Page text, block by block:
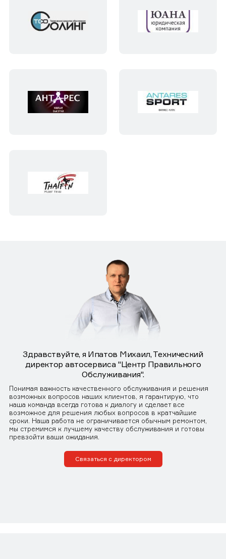
Здравствуйте, я Ипатов Михаил, Технический
директор автосервиса "Центр Правильного
Обслуживания".
Понимая важность качественного обслуживания и решения
возможных вопросов наших клиентов, я гарантирую, что
наша команда всегда готова к диалогу и сделает все
возможное для решения любых вопросов в кратчайшие
сроки. Наша работа не ограничивается обычным ремонтом,
мы стремимся к лучшему качеству обслуживания и готовы
превзойти ваши ожидания.
Связаться с директором